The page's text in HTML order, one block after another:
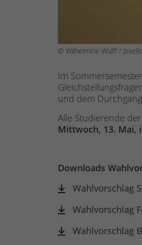
© Wilhelmine Wulff /
Im
und dem
Alle Studierende
Mittwoch, 13. Mai,
Downloads
Wahlvorschlag
Wahlvorschlag
Wahlvorschlag